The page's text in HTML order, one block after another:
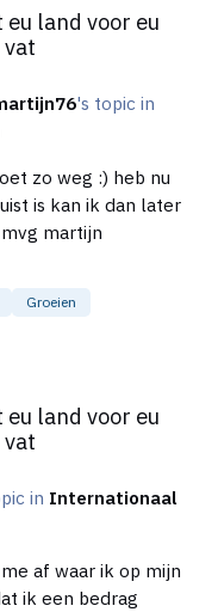
land voor eu
's topic in
weg :) heb nu
een correctie invullen? dank mvg martijn
Groeien
land voor eu
in Internationaal
ik een bedrag